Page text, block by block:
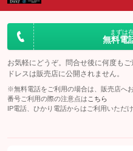
まずは
無料電
お気軽にどうぞ。問合せ後に何度も
ドレスは販売店に公開されません。
※無料電話をご利用の場合は、販売店へ
番号ご利用の際の注意点は こちら
IP電話、ひかり電話からはご利用いただけ